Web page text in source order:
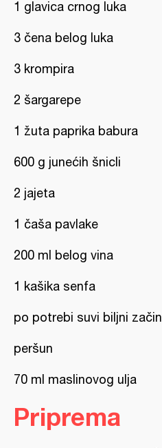
1 glavica crnog luka
3 čena belog luka
3 krompira
2 šargarepe
1 žuta paprika babura
600 g junećih šnicli
2 jajeta
1 čaša pavlake
200 ml belog vina
1 kašika senfa
po potrebi suvi biljni začin
peršun
70 ml maslinovog ulja
Priprema